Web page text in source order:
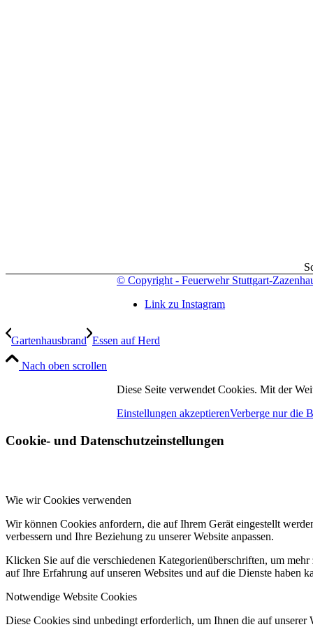
© Copyright - Feuerwehr Stuttgart-
Link zu Instagram
Gartenhausbrand Essen auf Herd
Nach oben scrollen
Diese Seite verwendet Cookies. Mit der
Einstellungen akzeptierenVerberge nur die
Cookie- und Datenschutzeinstellungen
Wie wir Cookies verwenden
Wir können Cookies anfordern, die auf Ihrem Gerät eingestellt
verbessern und Ihre Beziehung zu unserer Website anpassen.
Klicken Sie auf die verschiedenen Kategorienüberschriften, um
auf Ihre Erfahrung auf unseren Websites und auf die Dienste haben
Notwendige Website Cookies
Diese Cookies sind unbedingt erforderlich, um Ihnen die auf